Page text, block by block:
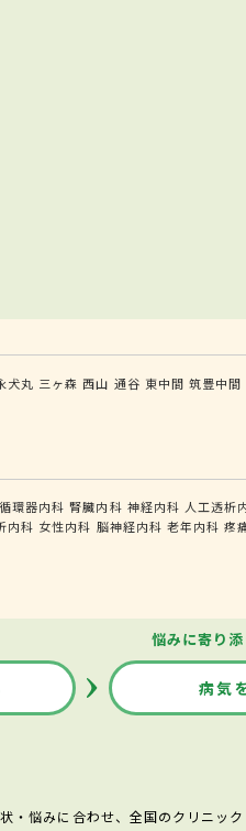
犬丸 三ヶ森 西山 通谷 東中間 筑豊中間
循環器内科 腎臓内科 神経内科 人工透析
内科 女性内科 脳神経内科 老年内科 疼
悩みに寄り
病気
・悩みに合わせ、全国のクリニッ